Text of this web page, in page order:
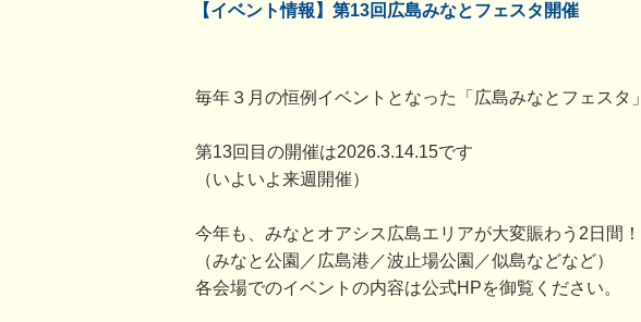
【イベント情報】第13回広島みなとフェスタ開催
毎年３月の恒例イベントとなった「広島みなとフェスタ」
第13回目の開催は2026.3.14.15です
（いよいよ来週開催）
今年も、みなとオアシス広島エリアが大変賑わう2日間！
（みなと公園／広島港／波止場公園／似島などなど）
各会場でのイベントの内容は公式HPを御覧ください。